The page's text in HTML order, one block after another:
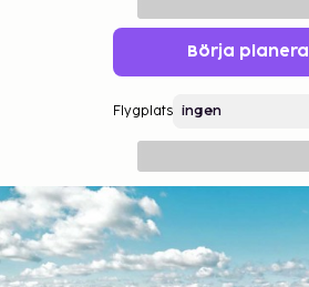
Börja planera
Flygplats